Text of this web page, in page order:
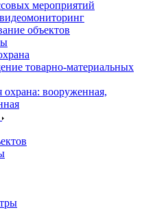
мероприятий
объектов
товарно-материальных
охрана: вооруженная,